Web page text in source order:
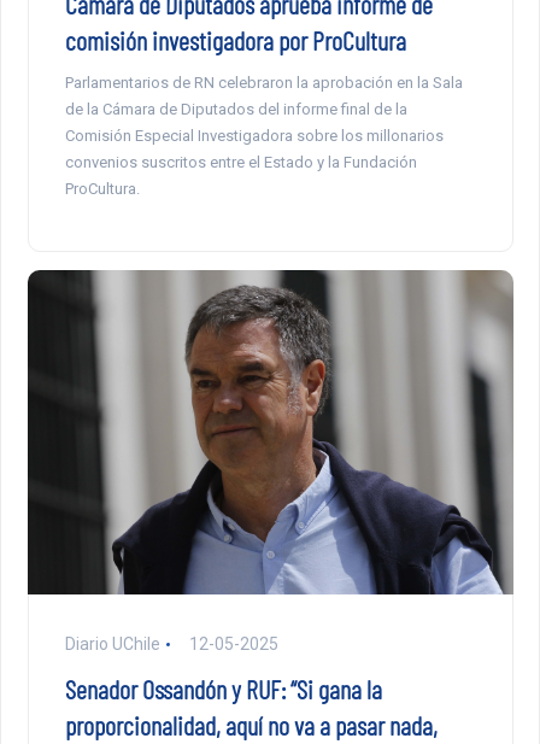
comisión investigadora por ProCultura
Parlamentarios de RN celebraron la aprobación en la Sala
de la Cámara de Diputados del informe final de la
Comisión Especial Investigadora sobre los millonarios
convenios suscritos entre el Estado y la Fundación
ProCultura.
Diario UChile 12-05-2025
Senador Ossandón y RUF: “Si gana la
proporcionalidad, aquí no va a pasar nada,